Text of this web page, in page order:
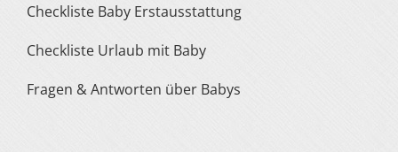
Checkliste Baby Erstausstattung
Checkliste Urlaub mit Baby
Fragen & Antworten über Babys